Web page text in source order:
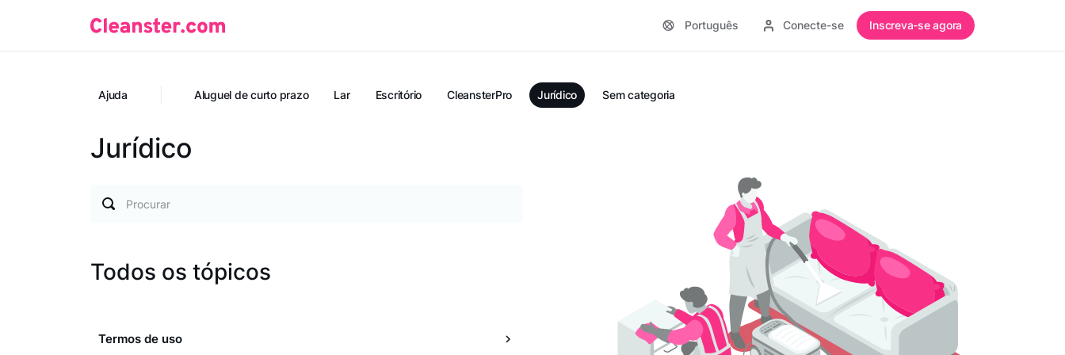
Português Conecte-se Inscreva-se agora
Ajuda Aluguel de curto prazo Lar Escritório CleansterPro Jurídico Sem categoria
Jurídico
Procurar
Todos os tópicos
Termos de uso